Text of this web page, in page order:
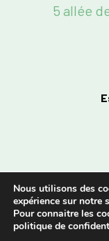
5 allée
Accessibilité
Nous utilisons des
expérience sur notre
Pour connaitre les
politique de